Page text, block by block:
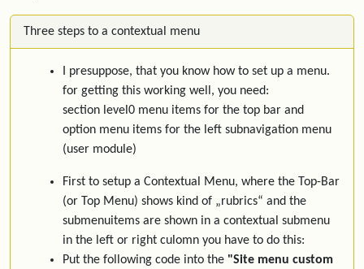
Three steps to a contextual menu
I presuppose, that you know how to set up a menu.
for getting this working well, you need:
section level0 menu items for the top bar and
option menu items for the left subnavigation menu
(user module)
First to setup a Contextual Menu, where the Top-Bar
(or Top Menu) shows kind of „rubrics“ and the
submenuitems are shown in a contextual submenu
in the left or right culomn you have to do this:
Put the following code into the "Site menu custom